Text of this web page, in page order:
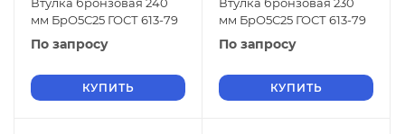
мм БрО5С25 ГОСТ 613-79
По запросу
КУПИТЬ
мм БрО5С25 ГОСТ 613-79
По запросу
КУПИТЬ